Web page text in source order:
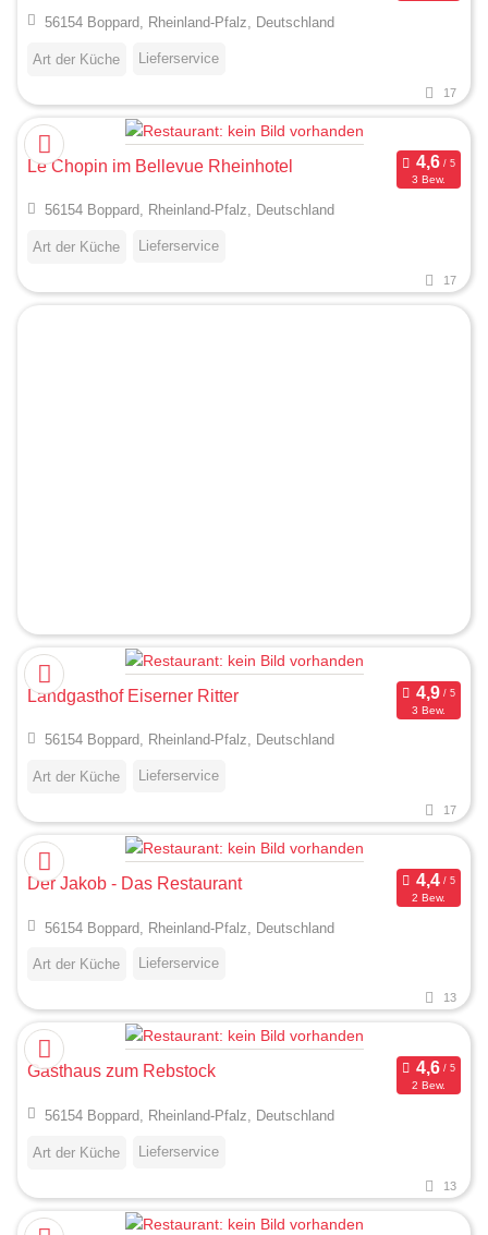
56154 Boppard, Rheinland-Pfalz, Deutschland
Art der Küche Lieferservice
17
Le Chopin im Bellevue Rheinhotel
3 Bew.
56154 Boppard, Rheinland-Pfalz, Deutschland
Art der Küche Lieferservice
17
Landgasthof Eiserner Ritter
3 Bew.
56154 Boppard, Rheinland-Pfalz, Deutschland
Art der Küche Lieferservice
17
Der Jakob - Das Restaurant
2 Bew.
56154 Boppard, Rheinland-Pfalz, Deutschland
Art der Küche Lieferservice
13
Gasthaus zum Rebstock
2 Bew.
56154 Boppard, Rheinland-Pfalz, Deutschland
Art der Küche Lieferservice
13